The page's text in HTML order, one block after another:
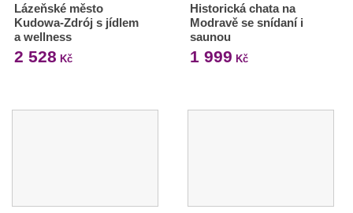
Lázeňské město
Kudowa-Zdrój s jídlem
a wellness
2 528 Kč
Historická chata na
Modravě se snídaní i
saunou
1 999 Kč